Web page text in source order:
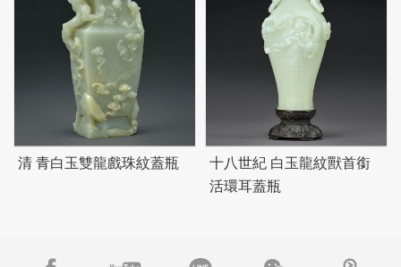
清 青白玉雙龍戲珠紋蓋瓶
十八世紀 白玉龍紋獸首銜
活環耳蓋瓶